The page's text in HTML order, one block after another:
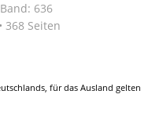
Band: 636
368 Seiten
für das Ausland gelten